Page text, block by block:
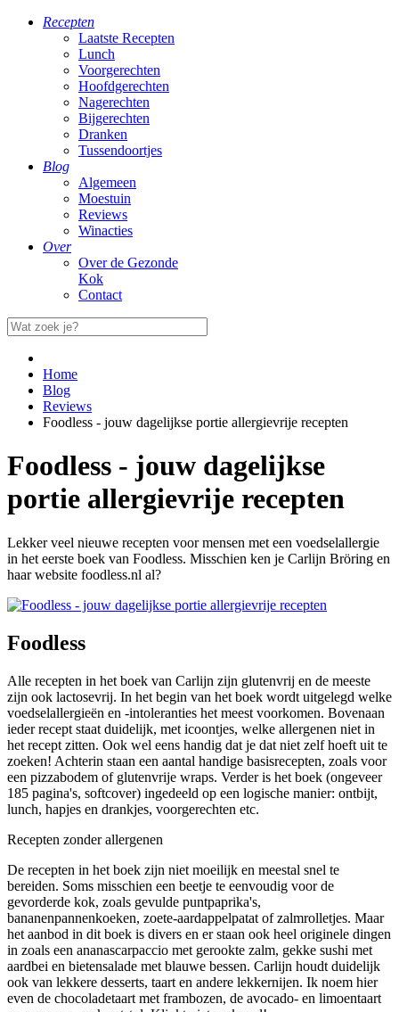
Recepten
Laatste Recepten
Lunch
Voorgerechten
Hoofdgerechten
Nagerechten
Bijgerechten
Dranken
Tussendoortjes
Blog
Algemeen
Moestuin
Reviews
Winacties
Over
Over de Gezonde
Kok
Contact
Home
Blog
Reviews
Foodless - jouw dagelijkse portie allergievrije recepten
Foodless - jouw dagelijkse
portie allergievrije recepten
Lekker veel nieuwe recepten voor mensen met een voedselallergie
in het eerste boek van Foodless. Misschien ken je Carlijn Bröring en
haar website foodless.nl al?
Foodless
Alle recepten in het boek van Carlijn zijn glutenvrij en de meeste
zijn ook lactosevrij. In het begin van het boek wordt uitgelegd welke
voedselallergieën en -intoleranties het meest voorkomen. Bovenaan
ieder recept staat duidelijk, met icoontjes, welke allergenen niet in
het recept zitten. Ook wel eens handig dat je dat niet zelf hoeft uit te
zoeken! Achterin staan een aantal handige basisrecepten, zoals voor
een pizzabodem of glutenvrije wraps. Verder is het boek (ongeveer
185 pagina's, softcover) ingedeeld op een logische manier: ontbijt,
lunch, hapjes en drankjes, voorgerechten etc.
Recepten zonder allergenen
De recepten in het boek zijn niet moeilijk en meestal snel te
bereiden. Soms misschien een beetje te eenvoudig voor de
gevorderde kok, zoals gevulde puntpaprika's,
bananenpannenkoeken, zoete-aardappelpatat of zalmrolletjes. Maar
het aanbod in dit boek is divers en er staan ook heel originele dingen
in zoals een ananascarpaccio met gerookte zalm, gekke sushi met
aardbei en bietensalade met blauwe bessen. Carlijn houdt duidelijk
ook van lekkere desserts, taart en andere lekkernijen. Ik noem hier
even de chocoladetaart met frambozen, de avocado- en limoentaart